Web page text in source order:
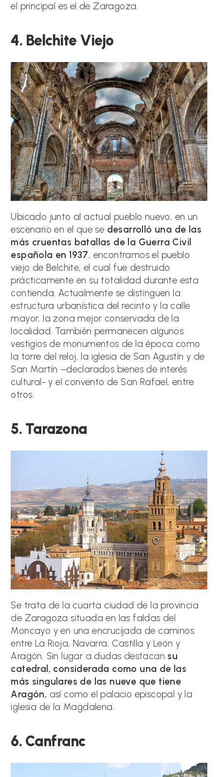
el principal es el de Zaragoza.
4. Belchite Viejo
Ubicado junto al actual pueblo nuevo, en un
escenario en el que se desarrolló una de las
más cruentas batallas de la Guerra Civil
española en 1937, encontramos el pueblo
viejo de Belchite, el cual fue destruido
prácticamente en su totalidad durante esta
contienda. Actualmente se distinguen la
estructura urbanística del recinto y la calle
mayor, la zona mejor conservada de la
localidad. También permanecen algunos
vestigios de monumentos de la época como
la torre del reloj, la iglesia de San Agustín y de
San Martín –declarados bienes de interés
cultural- y el convento de San Rafael, entre
otros.
5. Tarazona
Se trata de la cuarta ciudad de la provincia
de Zaragoza situada en las faldas del
Moncayo y en una encrucijada de caminos
entre La Rioja, Navarra, Castilla y León y
Aragón. Sin lugar a dudas destacan su
catedral, considerada como una de las
más singulares de las nueve que tiene
Aragón, así como el palacio episcopal y la
iglesia de la Magdalena.
6. Canfranc